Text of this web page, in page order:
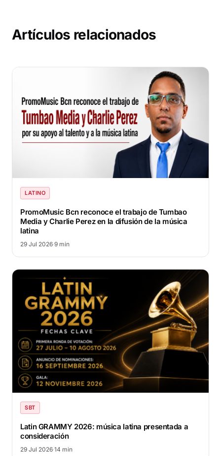
Artículos relacionados
LATINO
PromoMusic Bcn reconoce el trabajo de Tumbao
Media y Charlie Perez en la difusión de la música
latina
29 Jul 2026·9 min
SBT
Latin GRAMMY 2026: música latina presentada a
consideración
29 Jul 2026·14 min